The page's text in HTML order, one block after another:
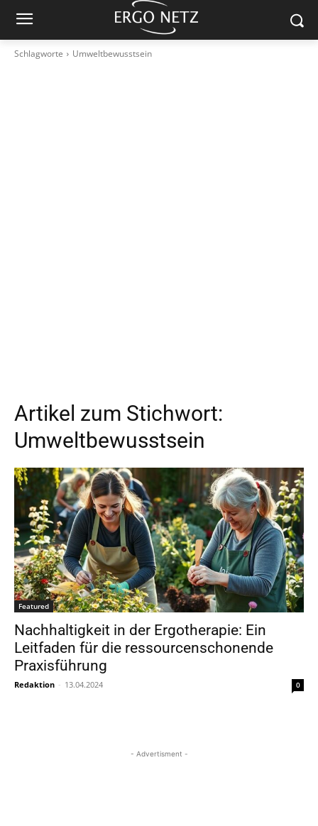
Schlagworte Umweltbewusstsein
Artikel zum Stichwort:
Umweltbewusstsein
Featured
Nachhaltigkeit in der Ergotherapie: Ein
Leitfaden für die ressourcenschonende
Praxisführung
Redaktion - 13.04.2024 0
- Advertisment -